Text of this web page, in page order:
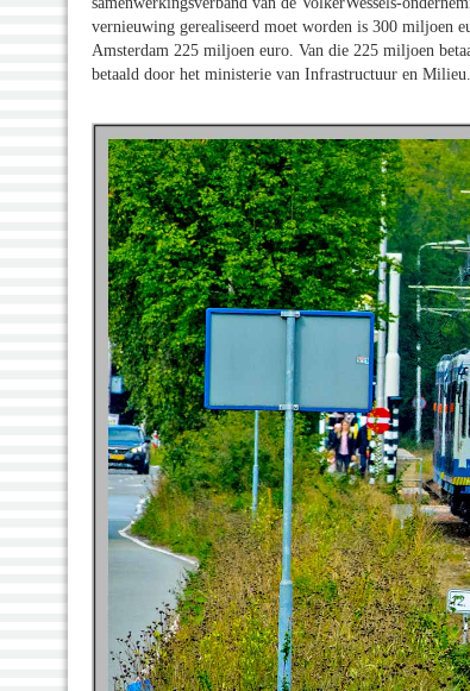
vernieuwing gerealiseerd moet worden is 300 miljoen
Amsterdam 225 miljoen euro. Van die 225 miljoen
betaald door het ministerie van Infrastructuur en Milieu.